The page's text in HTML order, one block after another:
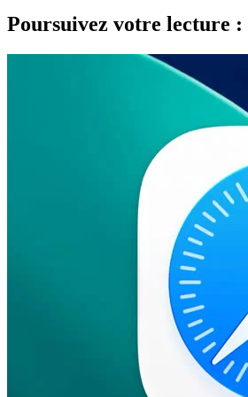
Poursuivez votre lecture :